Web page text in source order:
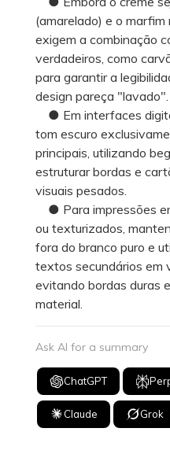
(amarelado) e o marfim
exigem a combinação
verdadeiros, como
para garantir a
design pareça "lavado".
● Em interfaces
tom escuro
principais, utilizando
estruturar bordas e
visuais pesados.
● Para impressões
ou texturizados,
fora do branco puro e
textos secundários em
evitando bordas duras
material.
Ask AI for a summary
ChatGPT
Claude Grok